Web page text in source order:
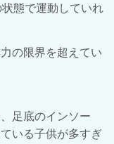
状態で運動していれ
の限界を超えてい
足底のインソー
いる子供が多すぎ